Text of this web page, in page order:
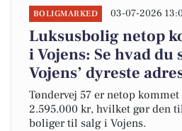
BOLIGMARKED 03-07-2026
Luksusbolig netop
i Vojens: Se hvad
Vojens’ dyreste
Tøndervej 57 er netop
2.595.000 kr, hvilket gør den
boliger til salg i Vojens.